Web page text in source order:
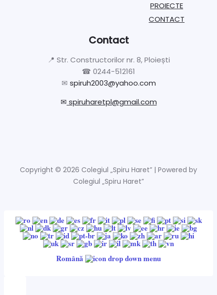
PROIECTE​
CONTACT
Contact
📍 Str. Constructorilor nr. 8, Ploiești
☎ 0244-512161
✉ spiruh2003@yahoo.com
✉ spiruharetpl@gmail.com
Copyright © 2026 Colegiul „Spiru Haret” | Powered by
Colegiul „Spiru Haret”
Română